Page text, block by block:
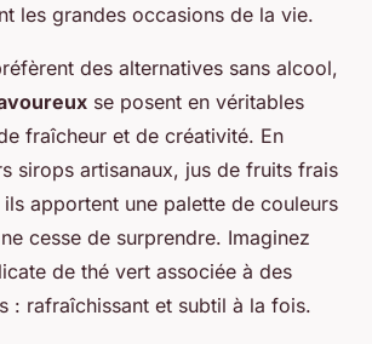
les grandes occasions de la vie.
des alternatives sans alcool,
se posent en véritables
fraîcheur et de créativité. En
sirops artisanaux, jus de fruits frais
apportent une palette de couleurs
cesse de surprendre. Imaginez
de thé vert associée à des
: rafraîchissant et subtil à la fois.